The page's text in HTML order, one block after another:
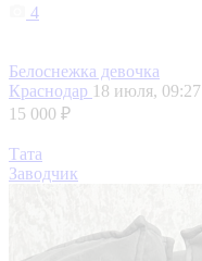
4
Белоснежка девочка
Краснодар 18 июля, 09:27
15 000 ₽
Тата
Заводчик